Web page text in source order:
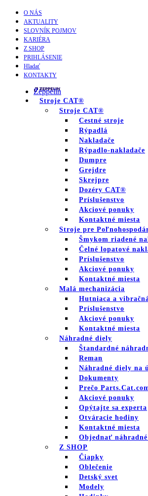
O NÁS
AKTUALITY
SLOVNÍK POJMOV
KARIÉRA
Z SHOP
PRIHLÁSENIE
Hladať
KONTAKTY
Zeppelin
Stroje CAT®
Stroje CAT®
Cestné stroje
Rýpadlá
Nakladače
Rýpadlo-nakladače
Dumpre
Grejdre
Skrejpre
Dozéry CAT®
Príslušenstvo
Akciové ponuky
Kontaktné miesta
Stroje pre
Šmykom riadené
Čelné lopatové
Príslušenstvo
Akciové ponuky
Kontaktné miesta
Malá mechanizácia
Hutniaca a
Príslušenstvo
Akciové ponuky
Kontaktné miesta
Náhradné diely
Štandardné
Reman
Náhradné diely na
Dokumenty
Prečo
Akciové ponuky
Opýtajte sa experta
Otváracie hodiny
Kontaktné miesta
Objednať
Z SHOP
Čiapky
Oblečenie
Detský svet
Modely